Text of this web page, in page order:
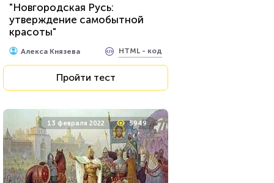
"Новгородская Русь:
утверждение самобытной
красоты"
Алекса Князева HTML - код
Пройти тест
13 февраля 2022 5949